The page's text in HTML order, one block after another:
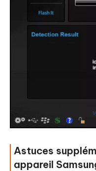
Astuces
appareil